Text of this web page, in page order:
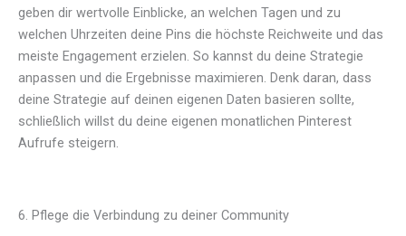
geben dir wertvolle Einblicke, an welchen Tagen und zu
welchen Uhrzeiten deine Pins die höchste Reichweite und das
meiste Engagement erzielen. So kannst du deine Strategie
anpassen und die Ergebnisse maximieren. Denk daran, dass
deine Strategie auf deinen eigenen Daten basieren sollte,
schließlich willst du deine eigenen monatlichen Pinterest
Aufrufe steigern.
6. Pflege die Verbindung zu deiner Community